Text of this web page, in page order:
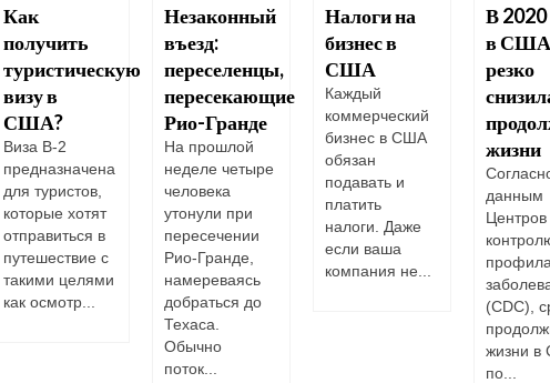
Как
получить
туристическую
визу в
США?
Виза B-2
предназначена
для туристов,
которые хотят
отправиться в
путешествие с
такими целями
как осмотр...
Незаконный
въезд:
переселенцы,
пересекающие
Рио-Гранде
На прошлой
неделе четыре
человека
утонули при
пересечении
Рио-Гранде,
намереваясь
добраться до
Техаса.
Обычно
поток...
Налоги на
бизнес в
США
Каждый
коммерческий
бизнес в США
обязан
подавать и
платить
налоги. Даже
если ваша
компания не...
В 2020
в США
резко
жизни
данным
(CDC),
жизни
по...